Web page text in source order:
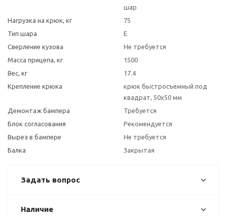
шар
Нагрузка на крюк, кг
75
Тип шара
E
Сверление кузова
Не требуется
Масса прицепа, кг
1500
Вес, кг
17.4
Крепление крюка
крюк быстросъемный под
квадрат, 50х50 мм
Демонтаж бампера
Требуется
Блок согласования
Рекомендуется
Вырез в бампере
Не требуется
Балка
Закрытая
Задать вопрос
Наличие